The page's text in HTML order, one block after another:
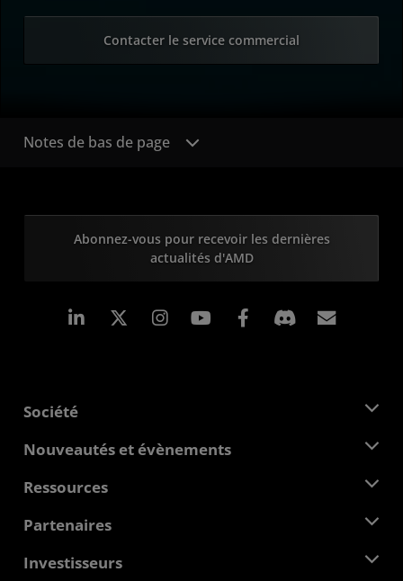
Contacter le service commercial
Notes de bas de page
Abonnez-vous pour recevoir les dernières
actualités d'AMD
LinkedIn Instagram Facebook
Société
À propos d'AMD
Responsabilité d'entreprise
Carrières
Nous contacter
Nouveautés et évènements
Salle de presse
Médiathèque
Ressources
Centre pour les développeurs
Études de cas
Partenaires
Hub partenaires AMD
Investisseurs